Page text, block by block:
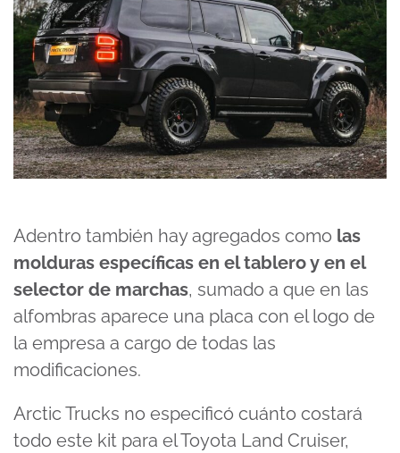
Adentro también hay agregados como las
molduras específicas en el tablero y en el
selector de marchas, sumado a que en las
alfombras aparece una placa con el logo de
la empresa a cargo de todas las
modificaciones.
Arctic Trucks no especificó cuánto costará
todo este kit para el Toyota Land Cruiser,